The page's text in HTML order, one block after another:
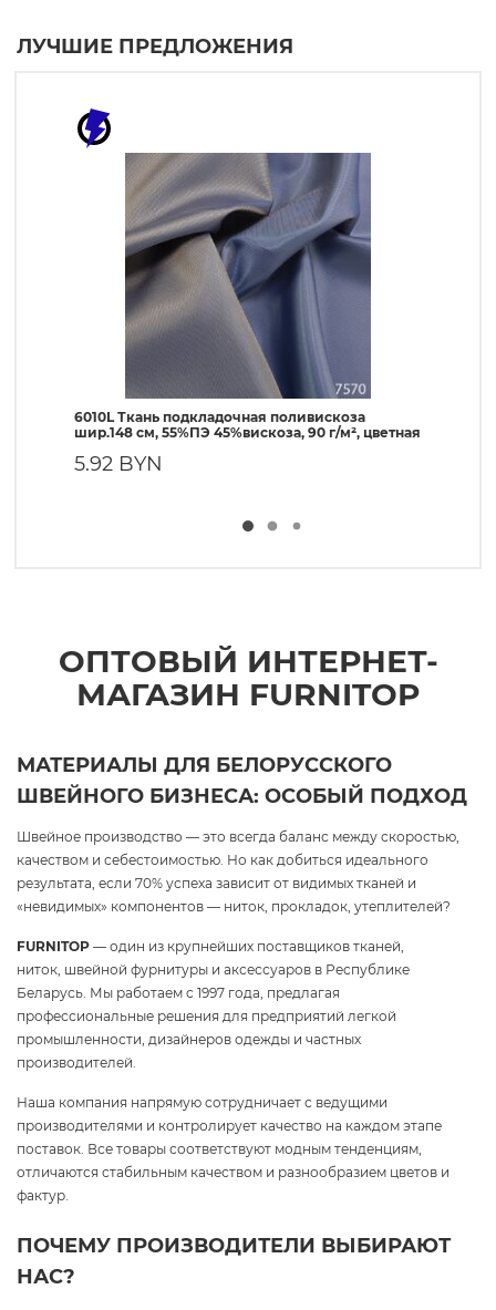
ЛУЧШИЕ ПРЕДЛОЖЕНИЯ
6010L Ткань подкладочная поливискоза
шир.148 см, 55%ПЭ 45%вискоза, 90 г/м², цветная
5.92 BYN
ОПТОВЫЙ ИНТЕРНЕТ-
МАГАЗИН FURNITOP
МАТЕРИАЛЫ ДЛЯ БЕЛОРУССКОГО
ШВЕЙНОГО БИЗНЕСА: ОСОБЫЙ ПОДХОД
Швейное производство — это всегда баланс между скоростью,
качеством и себестоимостью. Но как добиться идеального
результата, если 70% успеха зависит от видимых тканей и
«невидимых» компонентов — ниток, прокладок, утеплителей?
FURNITOP — один из крупнейших поставщиков тканей,
ниток, швейной фурнитуры и аксессуаров в Республике
Беларусь. Мы работаем с 1997 года, предлагая
профессиональные решения для предприятий легкой
промышленности, дизайнеров одежды и частных
производителей.
Наша компания напрямую сотрудничает с ведущими
производителями и контролирует качество на каждом этапе
поставок. Все товары соответствуют модным тенденциям,
отличаются стабильным качеством и разнообразием цветов и
фактур.
ПОЧЕМУ ПРОИЗВОДИТЕЛИ ВЫБИРАЮТ
НАС?